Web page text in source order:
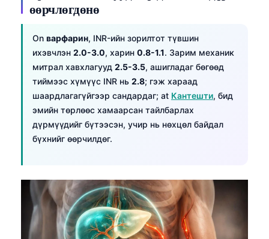
өөрчлөгдөнө
On варфарин, INR-ийн зорилтот түвшин
ихэвчлэн 2.0-3.0, харин 0.8-1.1. Зарим механик
митрал хавхлагууд 2.5-3.5, ашигладаг бөгөөд
тиймээс хүмүүс INR нь 2.8; гэж хараад
шаардлагагүйгээр сандардаг; at Кантешти, бид
эмийн төрлөөс хамаарсан тайлбарлах
дүрмүүдийг бүтээсэн, учир нь нөхцөл байдал
бүхнийг өөрчилдөг.